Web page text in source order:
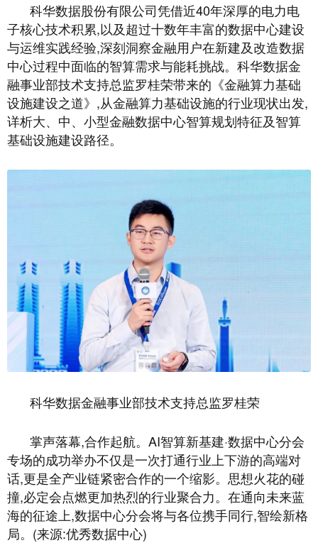
科华数据股份有限公司凭借近40年深厚的电力电
子核心技术积累,以及超过十数年丰富的数据中心建设
与运维实践经验,深刻洞察金融用户在新建及改造数据
中心过程中面临的智算需求与能耗挑战。科华数据金
融事业部技术支持总监罗桂荣带来的《金融算力基础
设施建设之道》,从金融算力基础设施的行业现状出发,
详析大、中、小型金融数据中心智算规划特征及智算
基础设施建设路径。
科华数据金融事业部技术支持总监罗桂荣
掌声落幕,合作起航。AI智算新基建·数据中心分会
专场的成功举办不仅是一次打通行业上下游的高端对
话,更是全产业链紧密合作的一个缩影。思想火花的碰
撞,必定会点燃更加热烈的行业聚合力。在通向未来蓝
海的征途上,数据中心分会将与各位携手同行,智绘新格
局。(来源:优秀数据中心)